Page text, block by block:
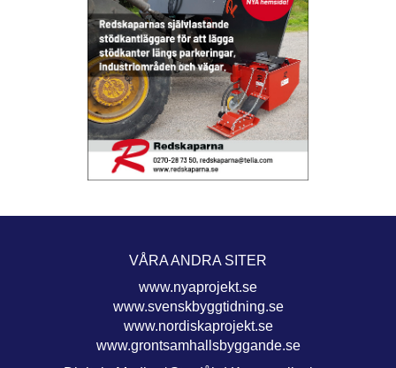
VÅRA ANDRA SITER
www.nyaprojekt.se
www.svenskbyggtidning.se
www.nordiskaprojekt.se
www.grontsamhallsbyggande.se